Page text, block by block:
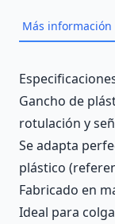
Más información
Description
Gancho de
rotulación y
Se adapta
plástico
Fabricado en
Ideal para